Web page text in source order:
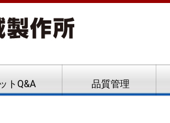
ルト、フローフォーム
トQ&A 品質管理